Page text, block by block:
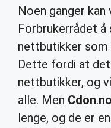
Noen ganger
Forbrukerrådet å
nettbutikker som
Dette fordi at
nettbutikker, og
alle. Men Cdon.no
lenge, og de er